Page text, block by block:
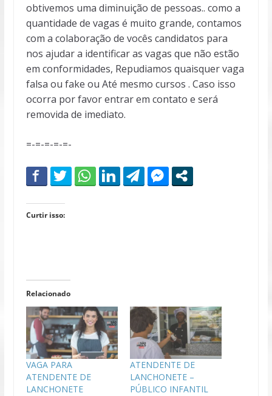
obtivemos uma diminuição de pessoas.. como a
quantidade de vagas é muito grande, contamos
com a colaboração de vocês candidatos para
nos ajudar a identificar as vagas que não estão
em conformidades, Repudiamos quaisquer vaga
falsa ou fake ou Até mesmo cursos . Caso isso
ocorra por favor entrar em contato e será
removida de imediato.
=-=-=-=-=-
Curtir isso:
Relacionado
VAGA PARA
ATENDENTE DE
LANCHONETE
ATENDENTE DE
LANCHONETE –
PÚBLICO INFANTIL